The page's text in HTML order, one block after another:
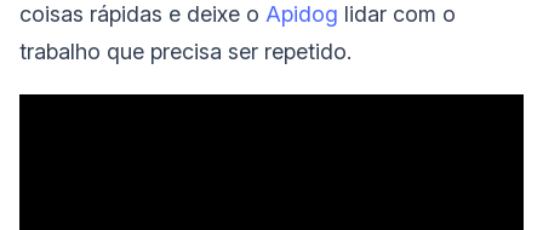
coisas rápidas e deixe o Apidog lidar com o
trabalho que precisa ser repetido.